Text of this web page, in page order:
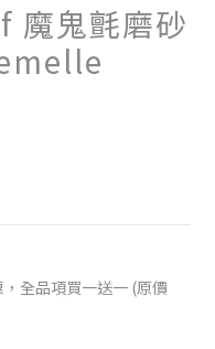
魔鬼氈磨砂
全品項買一送一 (原價